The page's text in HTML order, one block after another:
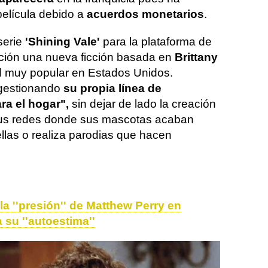
debido a acuerdos monetarios.
'Shining Vale' para la plataforma de
una nueva ficción basada en Brittany
muy popular en Estados Unidos.
su propia línea de
el hogar", sin dejar de lado la creación
redes donde sus mascotas acaban
o realiza parodias que hacen
''presión'' de Matthew Perry en
su ''autoestima''